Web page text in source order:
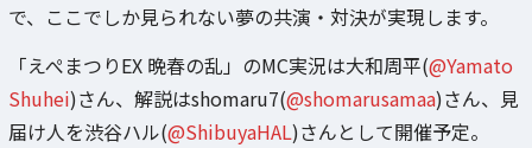
で、ここでしか見られない夢の共演・対決が実現します。
「えぺまつりEX 晩春の乱」のMC実況は大和周平(@Yamato
Shuhei)さん、解説はshomaru7(@shomarusamaa)さん、見
届け人を渋谷ハル(@ShibuyaHAL)さんとして開催予定。